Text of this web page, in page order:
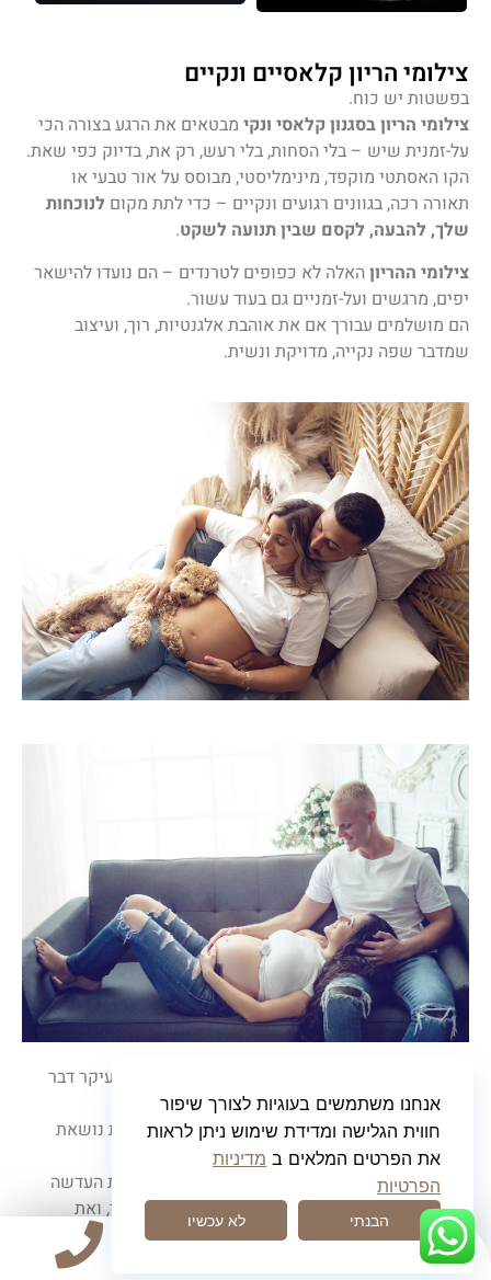
צילומי הריון קלאסיים ונקיים
בפשטות יש כוח.
צילומי הריון בסגנון קלאסי ונקי מבטאים את הרגע בצורה הכי
על-זמנית שיש – בלי הסחות, בלי רעש, רק את, בדיוק כפי שאת.
הקו האסתטי מוקפד, מינימליסטי, מבוסס על אור טבעי או
תאורה רכה, בגוונים רגועים ונקיים – כדי לתת מקום לנוכחות
שלך, להבעה, לקסם שבין תנועה לשקט.
צילומי ההריוןהאלה לא כפופים לטרנדים – הם נועדו להישאר
יפים, מרגשים ועל-זמניים גם בעוד עשור.
הם מושלמים עבורך אם את אוהבת אלגנטיות, רוך, ועיצוב
שמדבר שפה נקייה, מדויקת ונשית.
במהלך צילומי הריון בסגנון הזה, אני מבקשת ממך בעיקר דבר
אחד –להיות.
להתמסר לרגע, לאור, לנשימה, לתחושת החיים שאת נושאת
בתוכך.
כל תנועה עדינה, כל מבט, כל רגע שקט – הופך תחת העדשה
לפריים מדויק שמכבד את הדרך שלך, את הגוף שלך, ואת
הסיפור שנרקם בך.
אנחנו משתמשים בעוגיות לצורך שיפור
חווית הגלישה ומדידת שימוש ניתן לראות
את הפרטים המלאים ב מדיניות
הפרטיות
הבנתי לא עכשיו